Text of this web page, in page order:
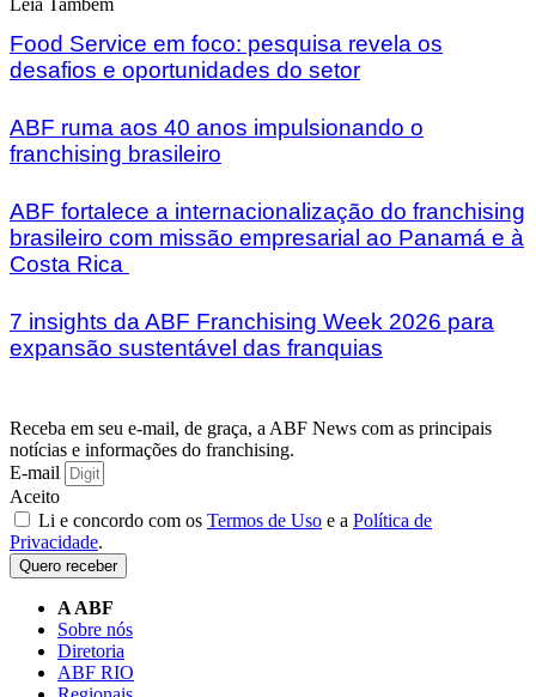
Leia Também
Food Service em foco: pesquisa revela os
desafios e oportunidades do setor
ABF ruma aos 40 anos impulsionando o
franchising brasileiro
ABF fortalece a internacionalização do franchising
brasileiro com missão empresarial ao Panamá e à
Costa Rica
7 insights da ABF Franchising Week 2026 para
expansão sustentável das franquias
Receba em seu e-mail, de graça, a ABF News com as principais
notícias e informações do franchising.
E-mail
Aceito
Li e concordo com os Termos de Uso e a Política de
Privacidade.
Quero receber
A ABF
Sobre nós
Diretoria
ABF RIO